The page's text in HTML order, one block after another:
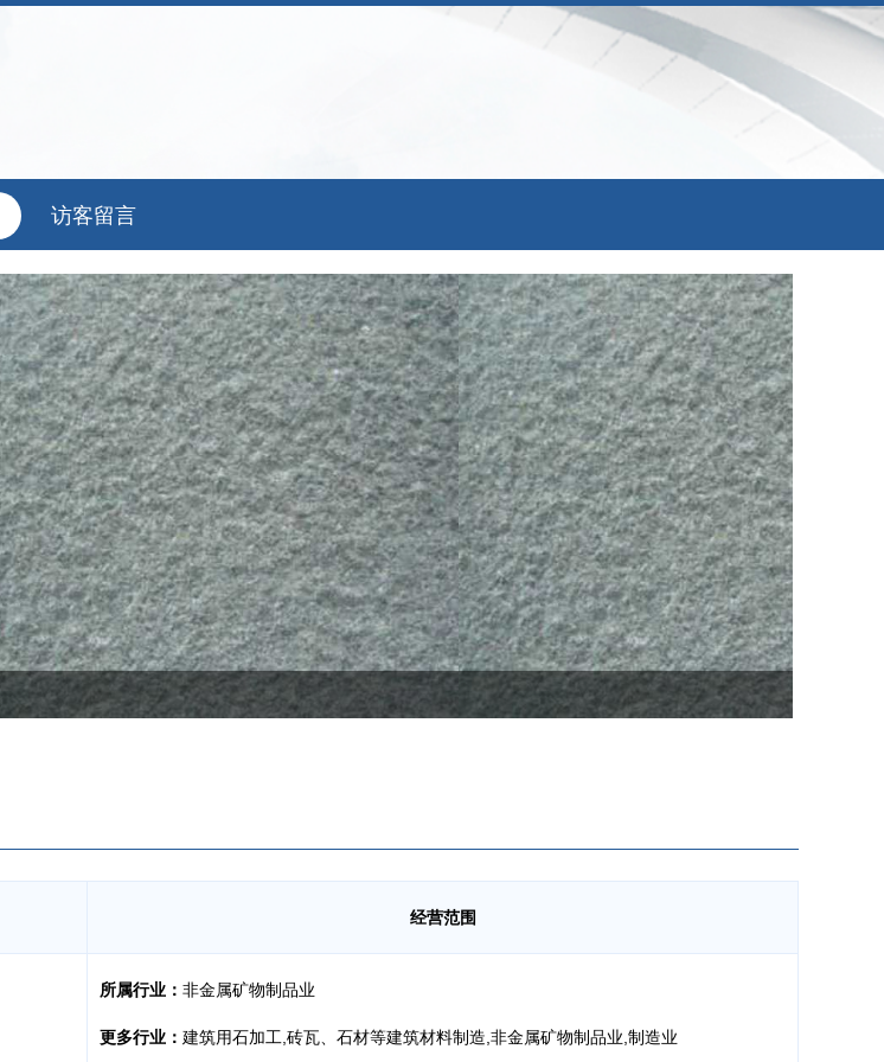
访客留言
经营范围
所属行业： 非金属矿物制品业
更多行业： 建筑用石加工,砖瓦、石材等建筑材料制造,非金属矿物制品业,制造业